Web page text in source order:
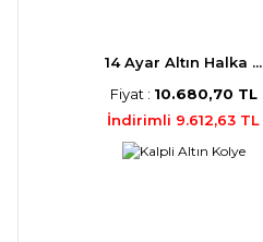
14 Ayar Altın Halka ...
Fiyat : 10.680,70 TL
İndirimli 9.612,63 TL